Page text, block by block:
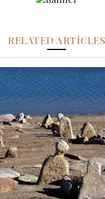
RELATED ARTICLES